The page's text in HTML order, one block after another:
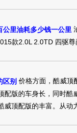
购车时间：2015年6月
25.5万
26万
公里油耗多少钱一公里
款2.0L 2.0TD 四驱
区别 价格方面，酷威顶
配版的车身长，同时
威顶配版的丰富。从